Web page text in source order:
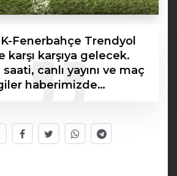
Fenerbahçe Trendyol
karşı karşıya gelecek.
canlı yayını ve maç
haberimizde…